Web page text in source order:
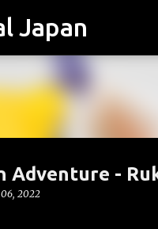
Japan
Adventure -
06, 2022